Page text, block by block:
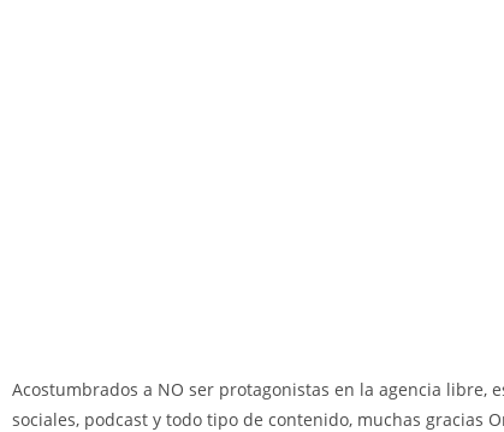
Acostumbrados a NO ser protagonistas en la agencia libre,
sociales, podcast y todo tipo de contenido, muchas gracias